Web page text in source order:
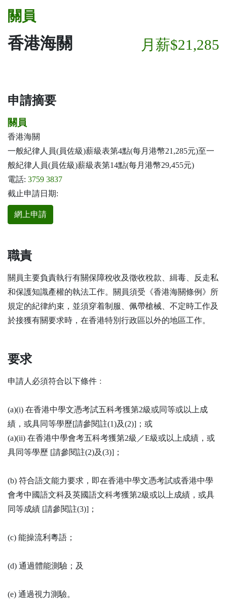
關員
香港海關 月薪$21,285
申請摘要
關員
香港海關
一般紀律人員(員佐級)薪級表第4點(每月港幣21,285元)至一
般紀律人員(員佐級)薪級表第14點(每月港幣29,455元)
電話: 3759 3837
截止申請日期:
網上申請
職責
關員主要負責執行有關保障稅收及徵收稅款、緝毒、反走私
和保護知識產權的執法工作。關員須受《香港海關條例》所
規定的紀律約束，並須穿着制服、佩帶槍械、不定時工作及
於接獲有關要求時，在香港特別行政區以外的地區工作。
要求
申請人必須符合以下條件﹕
(a)(i) 在香港中學文憑考試五科考獲第2級或同等或以上成
績，或具同等學歷[請參閱註(1)及(2)]；或
(a)(ii) 在香港中學會考五科考獲第2級／E級或以上成績，或
具同等學歷 [請參閱註(2)及(3)]；
(b) 符合語文能力要求，即在香港中學文憑考試或香港中學
會考中國語文科及英國語文科考獲第2級或以上成績，或具
同等成績 [請參閱註(3)]；
(c) 能操流利粵語；
(d) 通過體能測驗；及
(e) 通過視力測驗。